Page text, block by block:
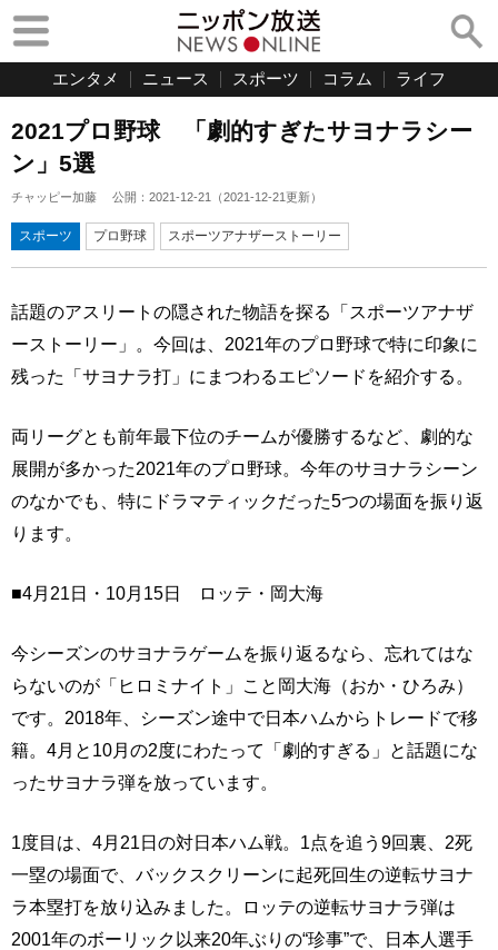
エンタメ ニュース スポーツ コラム ライフ
2021プロ野球 「劇的すぎたサヨナラシー
ン」5選
チャッピー加藤 公開： 2021-12-21 （2021-12-21更新）
スポーツ プロ野球 スポーツアナザーストーリー
話題のアスリートの隠された物語を探る「スポーツアナザ
ーストーリー」。今回は、2021年のプロ野球で特に印象に
残った「サヨナラ打」にまつわるエピソードを紹介する。
両リーグとも前年最下位のチームが優勝するなど、劇的な
展開が多かった2021年のプロ野球。今年のサヨナラシーン
のなかでも、特にドラマティックだった5つの場面を振り返
ります。
■4月21日・10月15日 ロッテ・岡大海
今シーズンのサヨナラゲームを振り返るなら、忘れてはな
らないのが「ヒロミナイト」こと岡大海（おか・ひろみ）
です。2018年、シーズン途中で日本ハムからトレードで移
籍。4月と10月の2度にわたって「劇的すぎる」と話題にな
ったサヨナラ弾を放っています。
1度目は、4月21日の対日本ハム戦。1点を追う9回裏、2死
一塁の場面で、バックスクリーンに起死回生の逆転サヨナ
ラ本塁打を放り込みました。ロッテの逆転サヨナラ弾は
2001年のボーリック以来20年ぶりの“珍事”で、日本人選手